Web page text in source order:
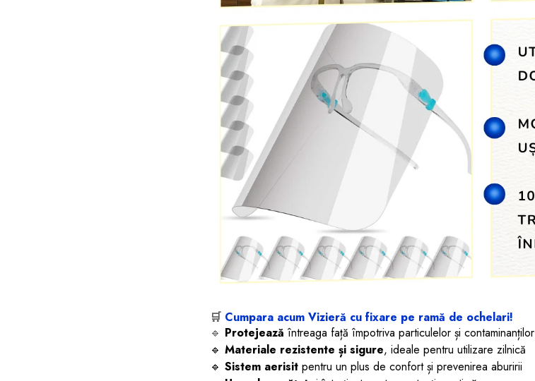
🛒 Cumpara acum Vizieră cu fixare pe ramă de ochelari!
🔹 Protejează întreaga față împotriva particulelor și contaminanților
🔹 Materiale rezistente și sigure, ideale pentru utilizare zilnică
🔹 Sistem aerisit pentru un plus de confort și prevenirea aburirii